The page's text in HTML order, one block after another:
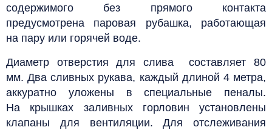
содержимого без прямого контакта
предусмотрена паровая рубашка, работающая
на пару или горячей воде.
Диаметр отверстия для слива составляет 80
мм. Два сливных рукава, каждый длиной 4 метра,
аккуратно уложены в специальные пеналы.
На крышках заливных горловин установлены
клапаны для вентиляции. Для отслеживания